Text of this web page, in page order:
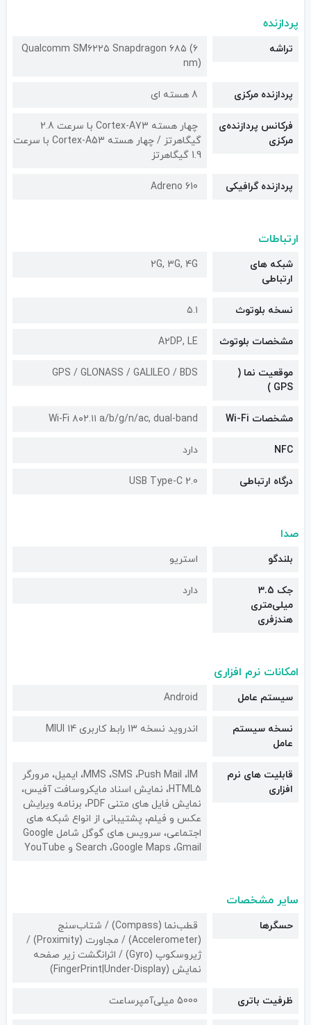
پردازنده
تراشه
Qualcomm SM۶۲۲۵ Snapdragon ۶۸۵ (۶
nm)
پردازنده مرکزی 8 هسته ای
فرکانس پردازنده‌ی
مرکزی
چهار هسته Cortex-A73 با سرعت 2.8
گیگاهرتز / چهار هسته Cortex-A53 با سرعت
1.9 گیگاهرتز
پردازنده گرافیکی Adreno 610
ارتباطات
شبکه های
ارتباطی
2G, 3G, 4G
نسخه بلوتوث ۵.۱
مشخصات بلوتوث A۲DP, LE
موقعیت نما (
GPS )
GPS / GLONASS / GALILEO / BDS
مشخصات Wi-Fi Wi-Fi ۸۰۲.۱۱ a/b/g/n/ac, dual-band
NFC دارد
درگاه ارتباطی USB Type-C 2.0
صدا
بلندگو استریو
جک 3.5
میلی‌متری
هندزفری
دارد
امکانات نرم افزاری
سیستم عامل Android
نسخه سیستم
عامل
اندروید نسخه 13 رابط کاربری MIUI 14
قابلیت های نرم
افزاری
MMS ،SMS ،Push Mail ،IM، ایمیل، مرورگر
HTML5، نمایش اسناد مایکروسافت آفیس،
نمایش فایل های متنی PDF، برنامه ویرایش
عکس و فیلم، پشتیبانی از انواع شبکه های
اجتماعی، سرویس های گوگل شامل Google
Search ،Google Maps ،Gmail و YouTube
سایر مشخصات
حسگرها
قطب‌نما (Compass) / شتاب‌سنج
(Accelerometer) / مجاورت (Proximity) /
ژیروسکوپ (Gyro) / اثرانگشت زیر صفحه
نمایش (FingerPrint|Under-Display)
ظرفیت باتری 5000 میلی‌آمپرساعت